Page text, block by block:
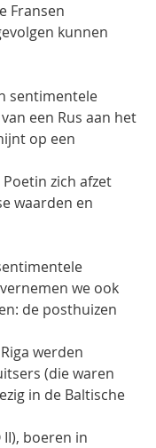
Fransen
kunnen
sentimentele
een Rus aan het
op een
zich afzet
waarden en
we ook
de posthuizen
werden
(die waren
in de Baltische
boeren in